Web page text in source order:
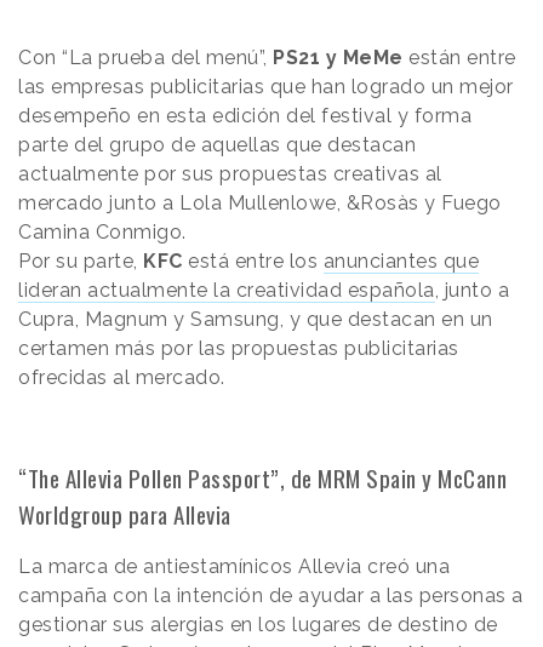
Con “La prueba del menú”, PS21 y MeMe están entre
las empresas publicitarias que han logrado un mejor
desempeño en esta edición del festival y forma
parte del grupo de aquellas que destacan
actualmente por sus propuestas creativas al
mercado junto a Lola Mullenlowe, &Rosàs y Fuego
Camina Conmigo.
Por su parte, KFC está entre los anunciantes que
lideran actualmente la creatividad española, junto a
Cupra, Magnum y Samsung, y que destacan en un
certamen más por las propuestas publicitarias
ofrecidas al mercado.
“The Allevia Pollen Passport”, de MRM Spain y McCann
Worldgroup para Allevia
La marca de antiestamínicos Allevia creó una
campaña con la intención de ayudar a las personas a
gestionar sus alergias en los lugares de destino de